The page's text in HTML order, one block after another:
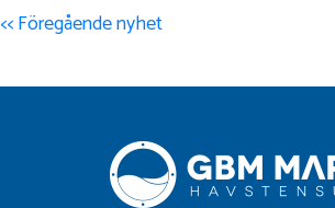
<< Föregående nyhet